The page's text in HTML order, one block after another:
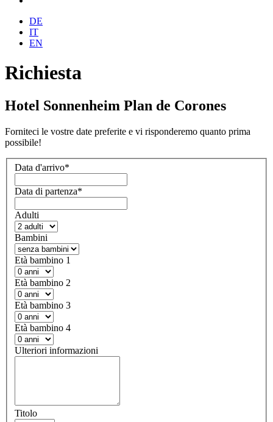
DE
IT
EN
Richiesta
Hotel Sonnenheim Plan de Corones
Forniteci le vostre date preferite e vi risponderemo quanto prima
possibile!
Data d'arrivo*
Data di partenza*
Adulti
Bambini
Età bambino 1
Età bambino 2
Età bambino 3
Età bambino 4
Ulteriori informazioni
Titolo